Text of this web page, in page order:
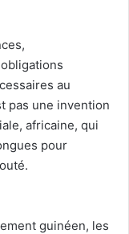
au
pas une invention
africaine, qui
pour
guinéen, les